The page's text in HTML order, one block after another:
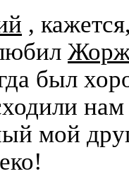
,
был
нам
мой